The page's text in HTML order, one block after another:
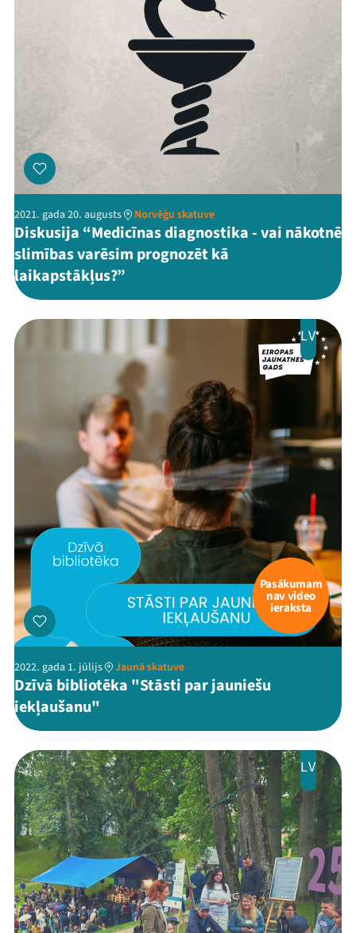
Festivāls
Programma
Arhīvs
Viņi bija LAMPĀ 2026
Jaunumi
Ziedo
ThreadsFacebookYoutube
X Instagram
Flick TikTok
2021. gada 20. augusts Norvēģu skatuve
Diskusija “Medicīnas diagnostika - vai nākotnē
slimības varēsim prognozēt kā
laikapstākļus?”
LV
Pasākumam
nav video
ieraksta
2022. gada 1. jūlijs Jaunā skatuve
Dzīvā bibliotēka "Stāsti par jauniešu
iekļaušanu"
LV